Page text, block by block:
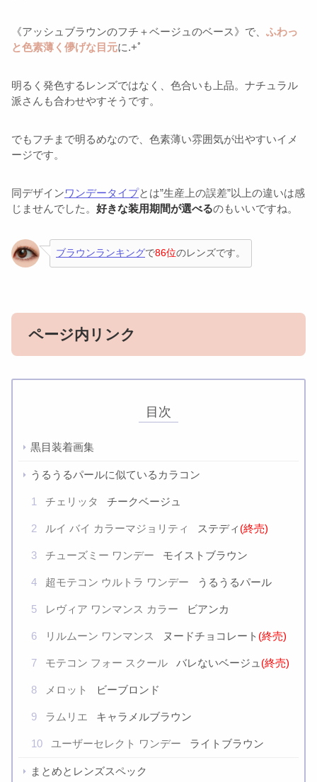
《アッシュブラウンのフチ＋ベージュのベース》で、 ふわっ
と色素薄く儚げな目元に.+ﾟ
明るく発色するレンズではなく、色合いも上品。ナチュラル
派さんも合わせやすそうです。
でもフチまで明るめなので、色素薄い雰囲気が出やすいイメ
ージです。
同デザインワンデータイプとは”生産上の誤差”以上の違いは感
じませんでした。 好きな装用期間が選べるのもいいですね。
ブラウンランキングで86位のレンズです。
ページ内リンク
目次
黒目装着画集
うるうるパールに似ているカラコン
1 チェリッタ チークベージュ
2 ルイ バイ カラーマジョリティ ステディ (終売)
3 チューズミー ワンデー モイストブラウン
4 超モテコン ウルトラ ワンデー うるうるパール
5 レヴィア ワンマンス カラー ビアンカ
6 リルムーン ワンマンス ヌードチョコレート (終売)
7 モテコン フォー スクール バレないベージュ (終売)
8 メロット ビーブロンド
9 ラムリエ キャラメルブラウン
10 ユーザーセレクト ワンデー ライトブラウン
まとめとレンズスペック